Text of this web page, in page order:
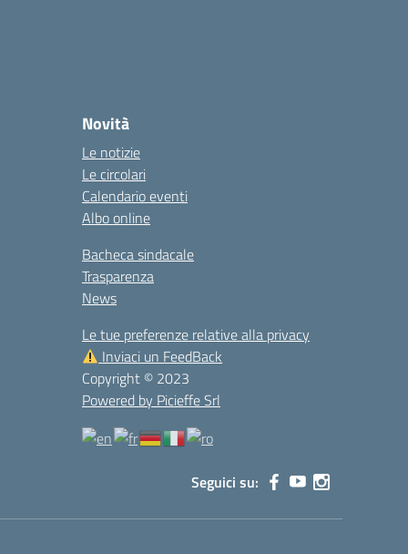
Novità
Le notizie
Le circolari
Calendario eventi
Albo online
Bacheca sindacale
Trasparenza
News
Le tue preferenze relative alla privacy
Inviaci un FeedBack
Copyright © 2023
Powered by Picieffe Srl
Seguici su: